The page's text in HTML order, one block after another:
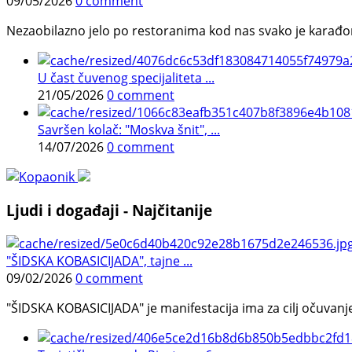
Nezaobilazno jelo po restoranima kod nas svako je
U čast čuvenog specijaliteta ...
21/05/20260 comment
Savršen kolač: "Moskva šnit", ...
14/07/20260 comment
Ljudi i događaji - Najčitanije
"ŠIDSKA KOBASICIJADA", tajne ...
09/02/20260 comment
"ŠIDSKA KOBASICIJADA" je manifestacija ima za cilj